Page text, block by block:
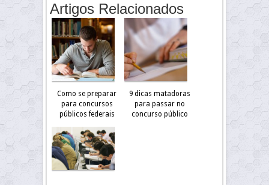
Artigos Relacionados
Como se preparar
para concursos
públicos federais
9 dicas matadoras
para passar no
concurso público